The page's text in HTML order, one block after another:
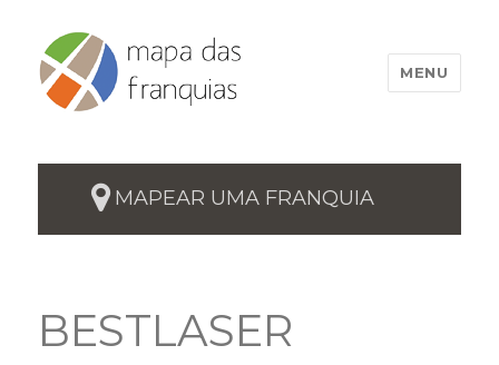
MENU
MAPEAR UMA FRANQUIA
BESTLASER